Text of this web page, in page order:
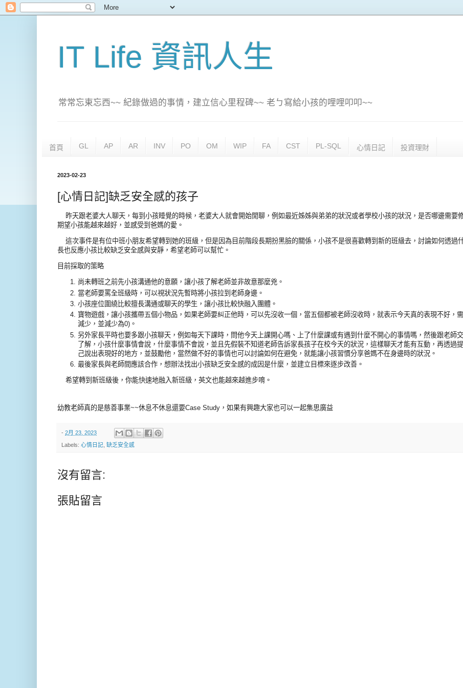
IT Life 資訊人生
常常忘東忘西~~ 紀錄做過的事情，建立信心里程碑~~ 老ㄅ寫給小孩的哩哩叩叩~~
首頁 GL AP AR INV PO OM WIP FA CST PL-SQL 心情日記 投資理財
2023-02-23
[心情日記]缺乏安全感的孩子
昨天跟老婆大人聊天，每到小孩睡覺的時候，老婆大人就會開始閒聊，例如最近姊姊與弟弟的狀況或者學校小孩的狀況，是否哪邊需要
期望小孩能越來越好，並感受到爸媽的愛。
這次事件是有位中班小朋友希望轉到她的班級，但是因為目前階段長期扮黑臉的關係，小孩不是很喜歡轉到新的班級去，討論如何透過
長也反應小孩比較缺乏安全感與安靜，希望老師可以幫忙。
目前採取的策略
尚未轉班之前先小孩溝通他的意願，讓小孩了解老師並非故意那麼兇。
當老師要罵全班級時，可以視狀況先暫時將小孩拉到老師身邊。
小孩座位圍繞比較擅長溝通或聊天的學生，讓小孩比較快融入團體。
寶物遊戲，讓小孩攜帶五個小物品，如果老師要糾正他時，可以先沒收一個，當五個都被老師沒收時，就表示今天真的表現不好，
減少，並減少為0)。
另外家長平時也要多跟小孩聊天，例如每天下課時，問他今天上課開心嗎、上了什麼課或有遇到什麼不開心的事情嗎，然後跟老師
了解，小孩什麼事情會說，什麼事情不會說，並且先假裝不知道老師告訴家長孩子在校今天的狀況，這樣聊天才能有互動，再透過
己說出表現好的地方，並鼓勵他，當然做不好的事情也可以討論如何在避免，就能讓小孩習慣分享爸媽不在身邊時的狀況。
最後家長與老師間應該合作，想辦法找出小孩缺乏安全感的成因是什麼，並建立目標來逐步改善。
希望轉到新班級後，你能快速地融入新班級，英文也能越來越進步唷。
幼教老師真的是慈善事業~~休息不休息還要Case Study，如果有興趣大家也可以一起集思廣益
- 2月 23, 2023
Labels: 心情日記, 缺乏安全感
沒有留言:
張貼留言